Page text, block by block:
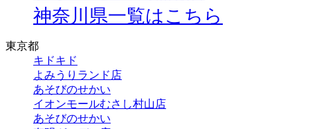
神奈川県一覧はこちら
東京都
キドキド
よみうりランド店
あそびのせかい
イオンモールむさし村山店
あそびのせかい